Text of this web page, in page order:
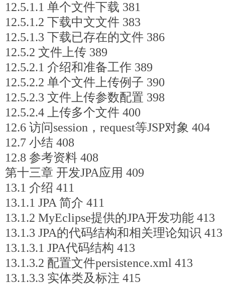
12.5.1.1 单个文件下载 381
12.5.1.2 下载中文文件 383
12.5.1.3 下载已存在的文件 386
12.5.2 文件上传 389
12.5.2.1 介绍和准备工作 389
12.5.2.2 单个文件上传例子 390
12.5.2.3 文件上传参数配置 398
12.5.2.4 上传多个文件 400
12.6 访问session，request等JSP对象 404
12.7 小结 408
12.8 参考资料 408
第十三章 开发JPA应用 409
13.1 介绍 411
13.1.1 JPA 简介 411
13.1.2 MyEclipse提供的JPA开发功能 413
13.1.3 JPA的代码结构和相关理论知识 413
13.1.3.1 JPA代码结构 413
13.1.3.2 配置文件persistence.xml 413
13.1.3.3 实体类及标注 415